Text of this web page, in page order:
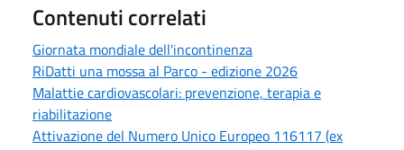
Contenuti correlati
Giornata mondiale dell'incontinenza
RiDatti una mossa al Parco - edizione 2026
Malattie cardiovascolari: prevenzione, terapia e
riabilitazione
Attivazione del Numero Unico Europeo 116117 (ex